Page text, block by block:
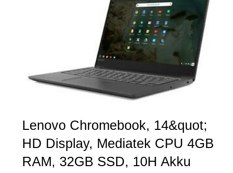
Lenovo Chromebook, 14&quot;
HD Display, Mediatek CPU 4GB
RAM, 32GB SSD, 10H Akku